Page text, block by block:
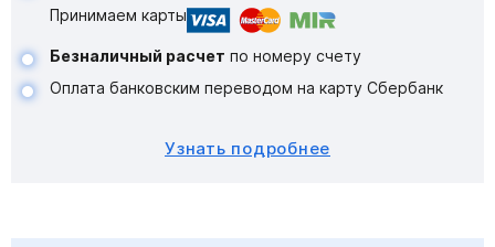
Принимаем карты
Безналичный расчет по номеру счету
Оплата банковским переводом на карту Сбербанк
Узнать подробнее